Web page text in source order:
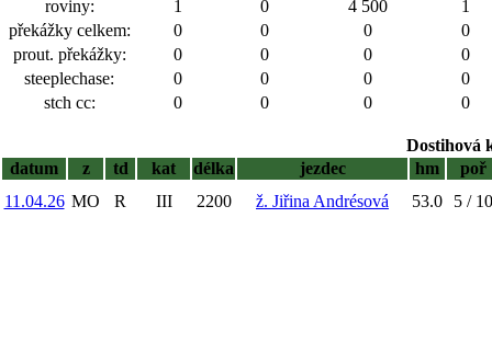
roviny:
1 0 4 500
1
překážky celkem:
0 0 0
0
prout. překážky:
0 0 0
0
steeplechase:
0 0 0
0
stch cc:
0 0 0 0
Dostihová
datum
z td kat délka jezdec hm
poř
11.04.26 MO R III 2200 ž. Jiřina Andrésová 53.0 5 / 10